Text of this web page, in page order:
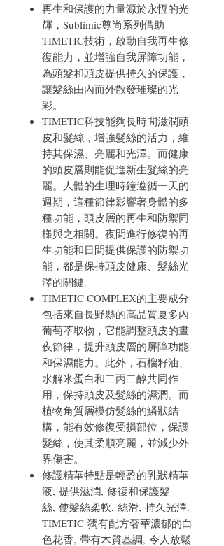
再生和保護的力量源於永恆的光
輝，Sublimic尊尚系列借助
TIMETIC技術，啟動自我再生修
復能力，並增強自我屏障功能，
為頭髮和頭皮提供持久的保護，
讓髮絲由內而外散發璀璨的光
彩。
TIMETIC科技能夠長時間滋潤頭
皮和髮絲，增強髮絲的活力，維
持其保濕、亮麗和光澤。而健康
的頭皮層則能促進新生髮絲的亮
麗。人體的生理時鐘遵循一天的
週期，這種節律影響著身體的多
種功能，頭皮層的再生和防禦同
樣與之相關。夜間進行修復的再
生功能和日間提供保護的防禦功
能，都是保持頭皮健康、髮絲光
澤的關鍵。
TIMETIC COMPLEX的主要成分
包括來自長野縣的高品質夏多內
葡萄萃取物，它能調整頭皮的晝
夜節律，提升頭皮層的屏障功能
和保濕能力。此外，石榴籽油、
水解米蛋白和二丙二醇共同作
用，保持頭皮及髮絲的濕潤。而
植物角質層模仿髮絲的鱗狀結
構，能有效修復受損部位，保護
髮絲，使其柔順亮麗，並減少外
界傷害。
修護精華特點是輕盈的乳狀精華
液, 提供滋潤, 修復和保護髮
絲, 使髮絲柔軟, 絲滑, 持久光澤.
TIMETIC 獨有配方奢華濃郁的白
色花香, 帶有木質基調, 令人放鬆